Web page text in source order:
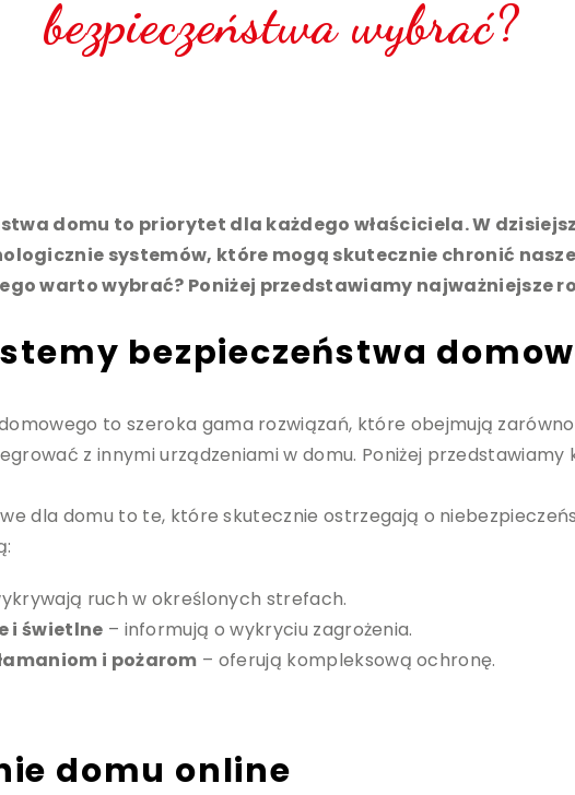
bezpieczeństwa wybrać?
domu to priorytet dla każdego właściciela. W
systemów, które mogą skutecznie chronić
warto wybrać? Poniżej przedstawiamy najważniejsze
bezpieczeństwa
to szeroka gama rozwiązań, które obejmują
z innymi urządzeniami w domu. Poniżej
dla domu to te, które skutecznie ostrzegają o
ruch w określonych strefach.
i świetlne – informują o wykryciu zagrożenia.
i pożarom – oferują kompleksową ochronę.
domu online